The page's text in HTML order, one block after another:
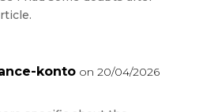
konto on 20/04/2026